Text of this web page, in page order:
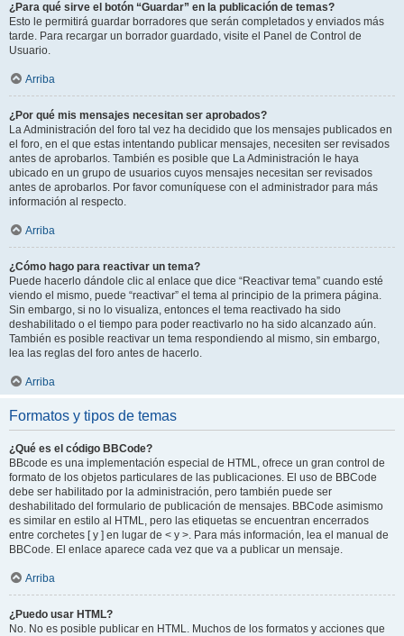
¿Para qué sirve el botón “Guardar” en la publicación de temas?
Esto le permitirá guardar borradores que serán completados y enviados más
tarde. Para recargar un borrador guardado, visite el Panel de Control de
Usuario.
Arriba
¿Por qué mis mensajes necesitan ser aprobados?
La Administración del foro tal vez ha decidido que los mensajes publicados en
el foro, en el que estas intentando publicar mensajes, necesiten ser revisados
antes de aprobarlos. También es posible que La Administración le haya
ubicado en un grupo de usuarios cuyos mensajes necesitan ser revisados
antes de aprobarlos. Por favor comuníquese con el administrador para más
información al respecto.
Arriba
¿Cómo hago para reactivar un tema?
Puede hacerlo dándole clic al enlace que dice “Reactivar tema” cuando esté
viendo el mismo, puede “reactivar” el tema al principio de la primera página.
Sin embargo, si no lo visualiza, entonces el tema reactivado ha sido
deshabilitado o el tiempo para poder reactivarlo no ha sido alcanzado aún.
También es posible reactivar un tema respondiendo al mismo, sin embargo,
lea las reglas del foro antes de hacerlo.
Arriba
Formatos y tipos de temas
¿Qué es el código BBCode?
BBcode es una implementación especial de HTML, ofrece un gran control de
formato de los objetos particulares de las publicaciones. El uso de BBCode
debe ser habilitado por la administración, pero también puede ser
deshabilitado del formulario de publicación de mensajes. BBCode asimismo
es similar en estilo al HTML, pero las etiquetas se encuentran encerrados
entre corchetes [ y ] en lugar de < y >. Para más información, lea el manual de
BBCode. El enlace aparece cada vez que va a publicar un mensaje.
Arriba
¿Puedo usar HTML?
No. No es posible publicar en HTML. Muchos de los formatos y acciones que